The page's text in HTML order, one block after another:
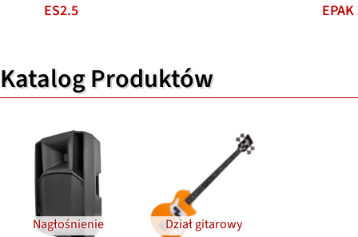
ES2.5
Katalog Produktów
Nagłośnienie Dział gitarowy